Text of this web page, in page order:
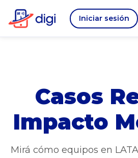
Iniciar sesión
Casos
Impacto
Mirá cómo equipos en